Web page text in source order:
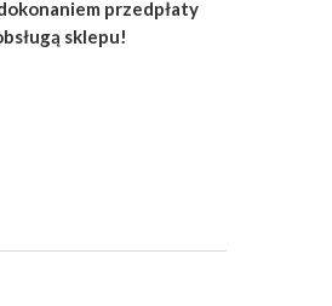
przedpłaty
sklepu!